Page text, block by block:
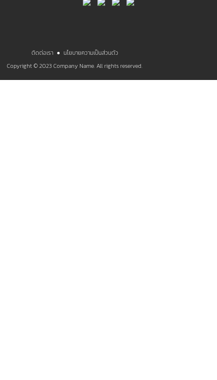
ติดต่อเรา ● นโยบายความเป็นส่วนตัว
Copyright © 2023 Company Name. All rights reserved.